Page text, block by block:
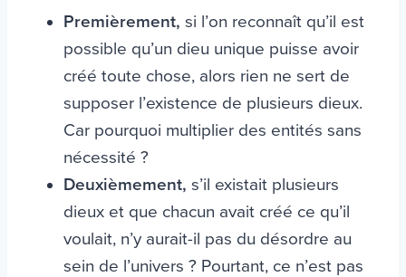
Premièrement, si l’on reconnaît qu’il est
possible qu’un dieu unique puisse avoir
créé toute chose, alors rien ne sert de
supposer l’existence de plusieurs dieux.
Car pourquoi multiplier des entités sans
nécessité ?
Deuxièmement, s’il existait plusieurs
dieux et que chacun avait créé ce qu’il
voulait, n’y aurait-il pas du désordre au
sein de l’univers ? Pourtant, ce n’est pas